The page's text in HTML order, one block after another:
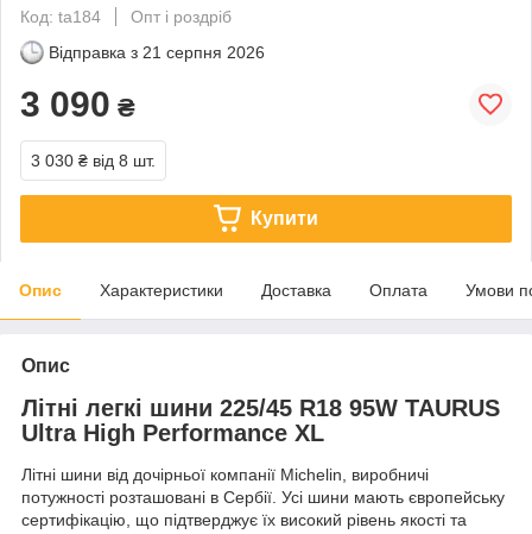
Код: ta184
Опт і роздріб
Відправка з 21 серпня 2026
3 090 ₴
3 030 ₴ від 8 шт.
Купити
Опис Характеристики Доставка Оплата Умови
Опис
Літні легкі шини 225/45 R18 95W TAURUS
Ultra High Performance XL
Літні шини від дочірньої компанії Michelin, виробничі
потужності розташовані в Сербії. Усі шини мають європейську
сертифікацію, що підтверджує їх високий рівень якості та